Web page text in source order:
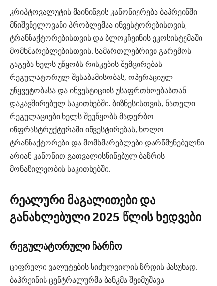
კრიპტოვალუტის მაინინგის კანონიერება ბაჰრეინში
მნიშვნელოვანი პრობლემაა ინვესტორებისთვის,
ტრანზაქტორებისთვის და ბლოკჩეინის ეკოსისტემაში
მომხმარებლებისთვის. სამართლებრივი გარემოს
გაგება ხელს უწყობს რისკების შემცირებას
რეგულატორულ შესაბამისობას, ოპერაციულ
უწყვეტობასა და ინვესტიციის უსაფრთხოებასთან
დაკავშირებულ საკითხებში. ბიზნესისთვის, ნათელი
რეგულაციები ხელს შეუწყობს მადერბო
ინფრასტრუქტურაში ინვესტირებას, ხოლო
ტრანზაქტორები და მომხმარებლები დარწმუნებულნი
არიან კანონით გათვალისწინებულ ბაზრის
მონაწილეობის საკითხებში.
რეალური მაგალითები და
განახლებული 2025 წლის ხედვები
რეგულატორული ჩარჩო
ციფრული ვალუტების სიძულვილის ზრდის პასუხად,
ბაჰრეინის ცენტრალურმა ბანკმა შეიმუშავა